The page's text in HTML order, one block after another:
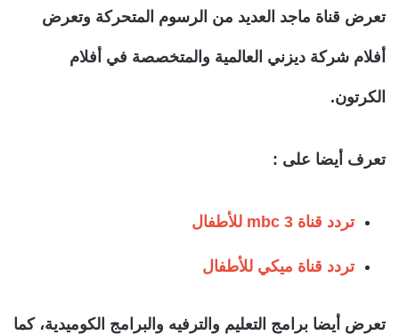
تعرض قناة ماجد العديد من الرسوم المتحركة وتعرض
أفلام شركة ديزني العالمية والمتخصصة في أفلام
الكرتون.
تعرف أيضا على :
تردد قناة mbc 3 للأطفال
تردد قناة ميكي للأطفال
تعرض أيضا برامج التعليم والترفيه والبرامج الكوميدية، كما